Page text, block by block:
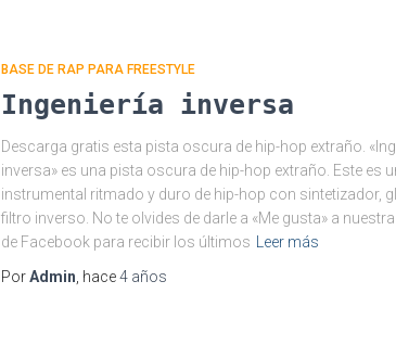
BASE DE RAP PARA FREESTYLE
Ingeniería inversa
Descarga gratis esta pista oscura de hip-hop extraño.
inversa» es una pista oscura de hip-hop extraño. Este es
instrumental ritmado y duro de hip-hop con sintetizador,
filtro inverso. No te olvides de darle a «Me gusta» a
de Facebook para recibir los últimos
Leer más
PorAdmin , hace4 años